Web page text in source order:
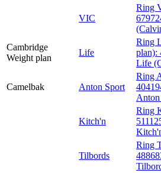
VIC
Ring
Cambridge
Weight plan
Life
Ring
plan):
Life
Camelbak Anton Sport
Ring
Kitch'n
Ring
Tilbords
Ring